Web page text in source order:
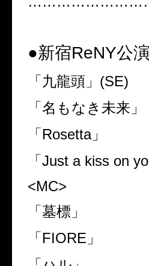
●新宿ReNY公演
「九龍頭」 (SE)
「名もなき未来」
「 Rosetta」
「 Just a kiss on
<MC>
「墓標」
「 FIORE 」